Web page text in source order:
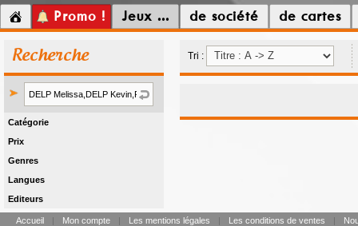
Promo ! Jeux ... de société de cartes
Recherche
Catégorie
Prix
Genres
Langues
Editeurs
Tri :
Accueil | Mon compte | Les mentions légales | Les conditions de ventes |